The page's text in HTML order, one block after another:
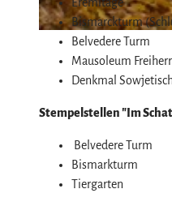
© Stadt Halberstadt, Harz: Magische
Bismarckturm
Belvedere Turm
Mausoleum
Denkmal
Stempelstellen "Im
Belvedere Turm
Bismarkturm
Tiergarten